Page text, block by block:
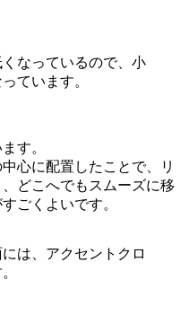
なっているので、小
ています。
す。
心に配置したことで、リ
どこへでもスムーズに移
ごくよいです。
は、アクセントクロ